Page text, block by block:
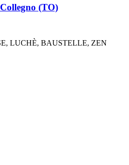
(TO)
LUCHÈ, BAUSTELLE, ZEN